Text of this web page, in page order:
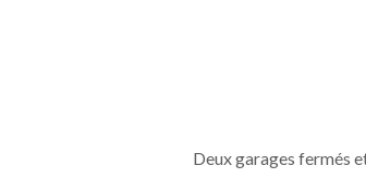
Deux garages fermés